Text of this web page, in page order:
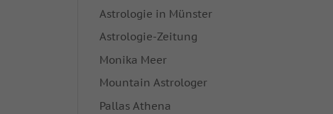
Astrologie in Münster
Astrologie-Zeitung
Monika Meer
Mountain Astrologer
Pallas Athena